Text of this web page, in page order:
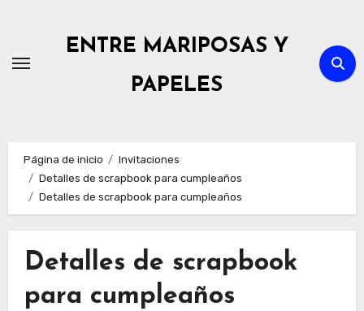
contenido
ENTRE MARIPOSAS Y
PAPELES
Página de inicio
Invitaciones
Detalles de scrapbook para cumpleaños
Detalles de scrapbook para cumpleaños
Detalles de scrapbook
para cumpleaños